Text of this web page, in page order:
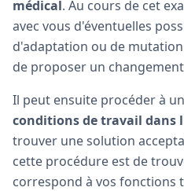
médical. Au cours de cet
avec vous d'éventuelles
d'adaptation ou de
de proposer un
Il peut ensuite procéder à
conditions de travail dans
trouver une solution
cette procédure est de
correspond à vos fonctions